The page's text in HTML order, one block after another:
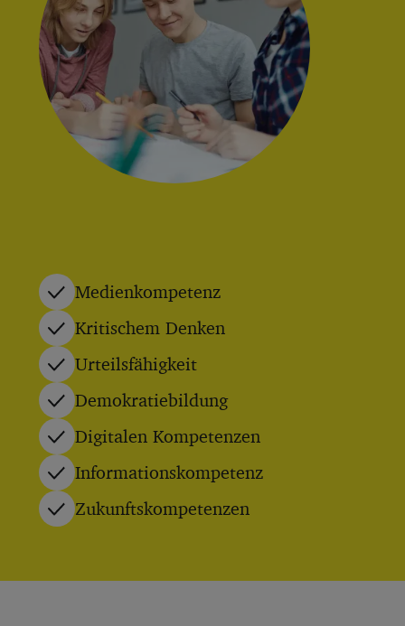
Medienkompetenz
Kritischem Denken
Urteilsfähigkeit
Demokratiebildung
Digitalen Kompetenzen
Informationskompetenz
Zukunftskompetenzen